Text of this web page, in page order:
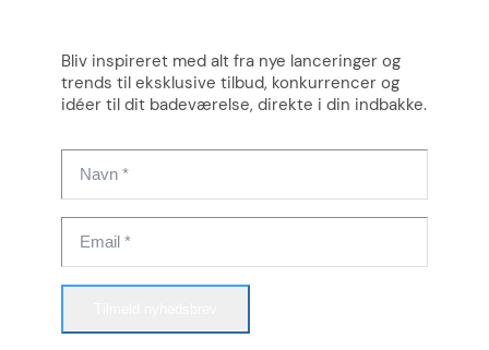
Bliv inspireret med alt fra nye lanceringer og
trends til eksklusive tilbud, konkurrencer og
idéer til dit badeværelse, direkte i din indbakke.